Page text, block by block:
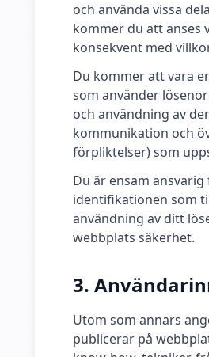
och använda vissa
kommer du att anses
konsekvent med
Du kommer att vara
som använder
och användning av
kommunikation och
förpliktelser) som
Du är ensam
identifikationen som
användning av ditt
webbplats säkerhet.
3.
Utom som annars
publicerar på